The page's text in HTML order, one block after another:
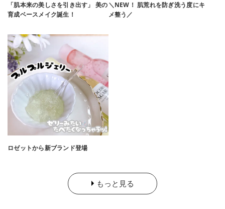
「肌本来の美しさを引き出す」 美の
育成ベースメイク誕生！
＼NEW！ 肌荒れを防ぎ洗う度にキ
メ整う／
ロゼットから新ブランド登場
もっと見る